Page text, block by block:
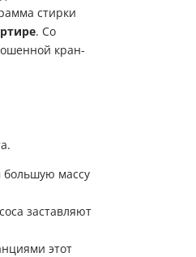
стирки
. Со
кран-
большую массу
заставляют
этот
введите код из СМC
отправку заявки